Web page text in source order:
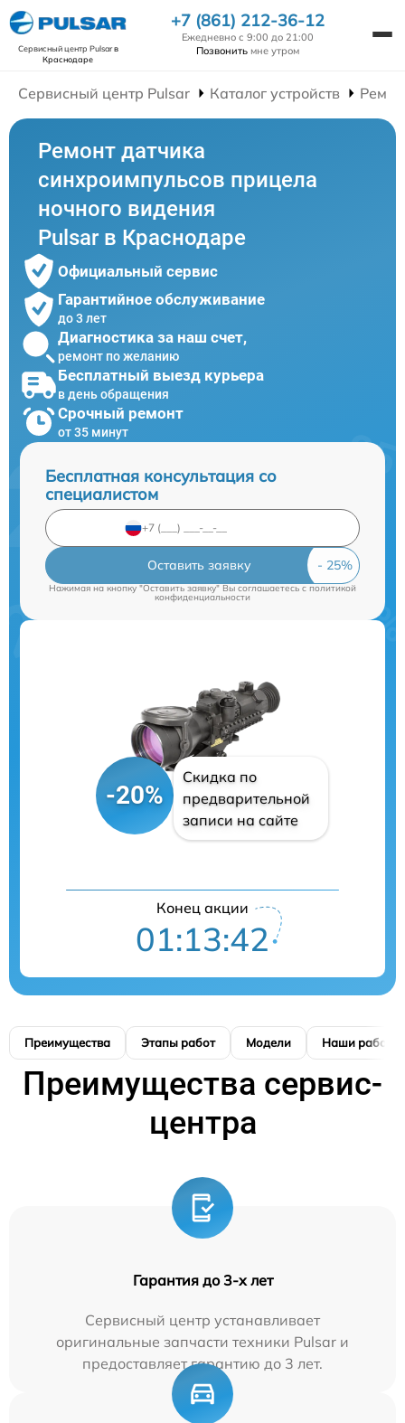
Сервисный центр Pulsarв
Краснодаре
+7 (861) 212-36-12
Ежедневно с 9:00 до 21:00
Позвонить мне утром
Сервисный центр Pulsar Каталог устройств
Ремонт датчика
синхроимпульсов прицела
ночного видения
Pulsar в Краснодаре
Официальный сервис
Гарантийное обслуживание
до 3 лет
Диагностика за наш счет,
ремонт по желанию
Бесплатный выезд курьера
в день обращения
Срочный ремонт
от 35 минут
Бесплатная консультация со
специалистом
Оставить заявку
Нажимая на кнопку "Оставить заявку" Вы соглашаетесь cполитикой
конфиденциальности
-20%
Скидка по
предварительной
записи на сайте
Конец акции
01:13:41
Преимущества Этапы работ Модели Наши работы
Преимущества сервис-
центра
Гарантия до 3-х лет
Сервисный центр устанавливает
оригинальные запчасти техники Pulsar и
предоставляет гарантию до 3 лет.